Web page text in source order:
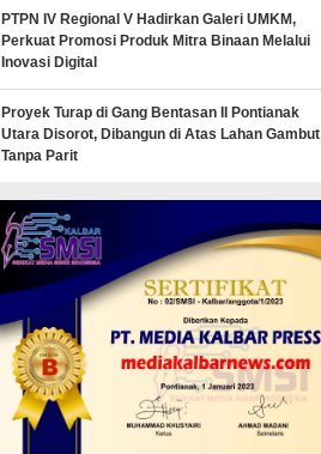
PTPN IV Regional V Hadirkan Galeri UMKM,
Perkuat Promosi Produk Mitra Binaan Melalui
Inovasi Digital
Proyek Turap di Gang Bentasan II Pontianak
Utara Disorot, Dibangun di Atas Lahan Gambut
Tanpa Parit